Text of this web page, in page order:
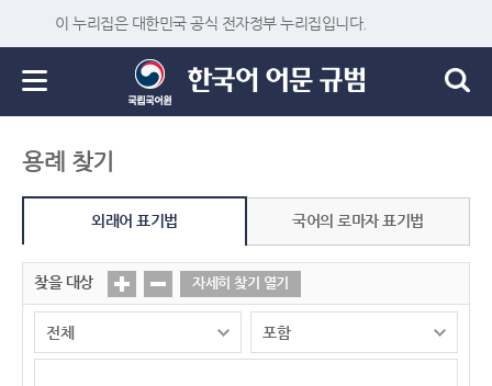
이 누리집은 대한민국 공식 전자정부 누리집입니다.
용례 찾기
외래어 표기법 국어의 로마자 표기법
찾을 대상 자세히 찾기 열기